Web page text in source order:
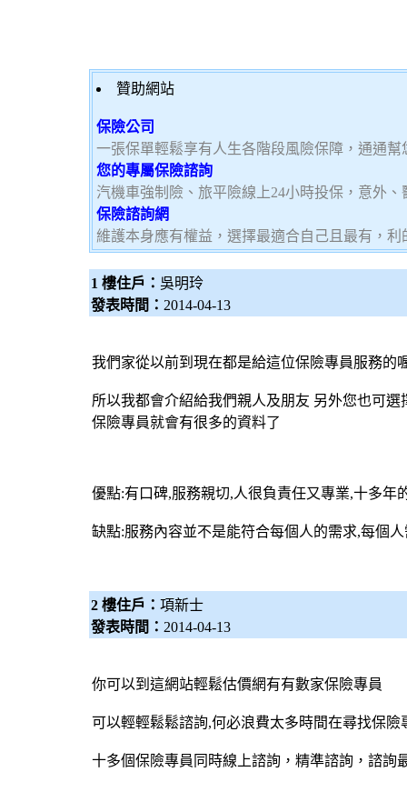
贊助網站
保險公司
一張保單輕鬆享有人生各階段風險保障，通通幫
您的專屬保險諮詢
汽機車強制險、旅平險線上24小時投保，意外
保險諮詢網
維護本身應有權益，選擇最適合自己且最有，
1 樓住戶： 吳明玲
發表時間： 2014-04-13
我們家從以前到現在都是給這位保險專員服務的
所以我都會介紹給我們親人及朋友 另外您也可選
保險專員就會有很多的資料了
優點:有口碑,服務親切,人很負責任又專業,十多年
缺點:服務內容並不是能符合每個人的需求,每個
2 樓住戶： 項新士
發表時間： 2014-04-13
你可以到這網站輕鬆估價網有有數家保險專員
可以輕輕鬆鬆諮詢,何必浪費太多時間在尋找保險
十多個保險專員 同時線上諮詢，精準諮詢，諮詢